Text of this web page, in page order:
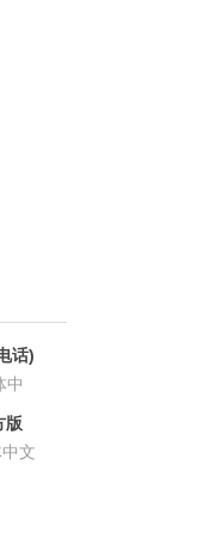
话)
中
版
文